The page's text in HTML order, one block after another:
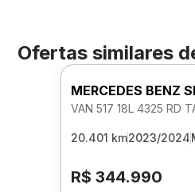
Ofertas similares
MERCEDES BENZ
VAN 517 18L 4325 RD
20.401 km2023/2024
R$ 344.990